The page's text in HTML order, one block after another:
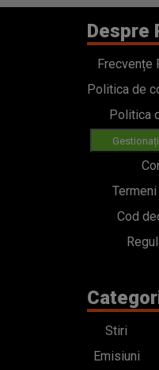
Despre
Frecvențe
Politica de
Politica
Cod
Stiri
Emisiuni